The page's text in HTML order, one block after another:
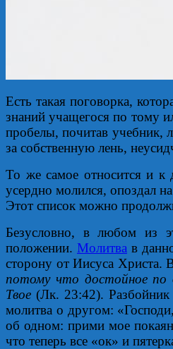
Есть такая поговорка,
знаний учащегося по тому
пробелы, почитав учебник,
за собственную лень,
То же самое относится и к
усердно молился, опоздал
Этот список можно
Безусловно, в любом из
положении. Молитва в
сторону от Иисуса Христа.
потому что достойное по
Твое (Лк. 23:42). Разбойник
молитва о другом:
об одном: прими мое
что теперь все «ок» и